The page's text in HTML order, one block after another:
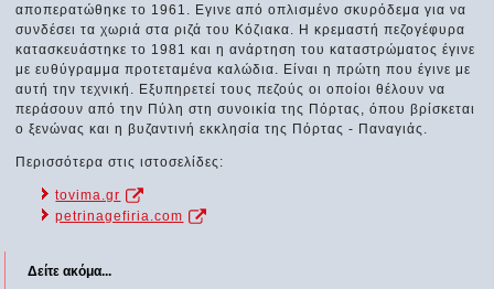
αποπερατώθηκε το 1961. Εγινε από οπλισμένο σκυρόδεμα για να
συνδέσει τα χωριά στα ριζά του Κόζιακα. Η κρεμαστή πεζογέφυρα
κατασκευάστηκε το 1981 και η ανάρτηση του καταστρώματος έγινε
με ευθύγραμμα προτεταμένα καλώδια. Είναι η πρώτη που έγινε με
αυτή την τεχνική. Εξυπηρετεί τους πεζούς οι οποίοι θέλουν να
περάσουν από την Πύλη στη συνοικία της Πόρτας, όπου βρίσκεται
ο ξενώνας και η βυζαντινή εκκλησία της Πόρτας - Παναγιάς.
Περισσότερα στις ιστοσελίδες:
tovima.gr
petrinagefiria.com
Δείτε ακόμα...